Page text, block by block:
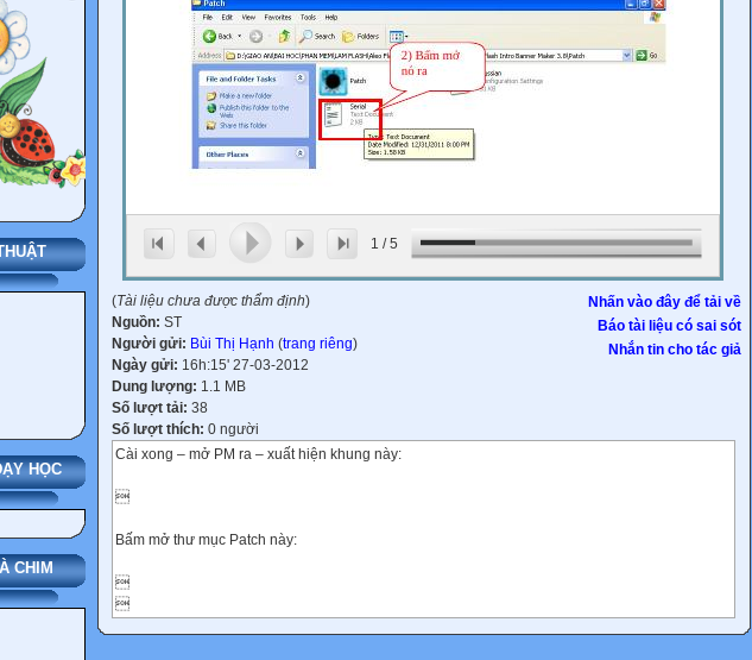
HỌC
CHIM
1 /5
Nhấn vào đây để tải về
Báo tài liệu có sai sót
Nhắn tin cho tác giả
(Tài liệu chưa được thẩm định)
Nguồn: ST
Người gửi: Bùi Thị Hạnh (trang riêng)
Ngày gửi: 16h:15' 27-03-2012
Dung lượng: 1.1 MB
Số lượt tải: 38
Số lượt thích: 0 người
Cài xong – mở PM ra – xuất hiện khung này:

Bấm mở thư mục Patch này:

